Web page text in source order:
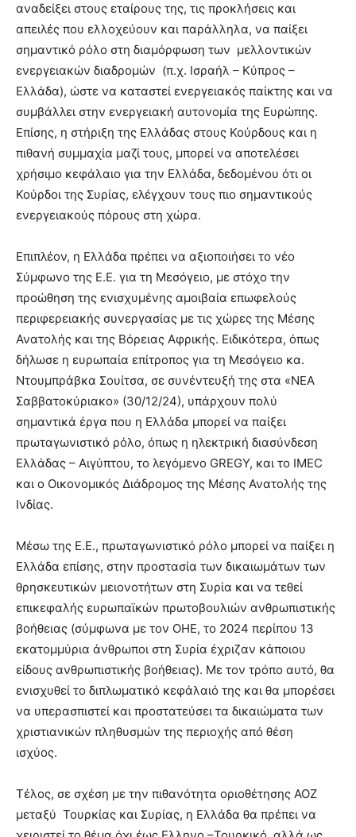
αναδείξει στους εταίρους της, τις προκλήσεις και
απειλές που ελλοχεύουν και παράλληλα, να παίξει
σημαντικό ρόλο στη διαμόρφωση των μελλοντικών
ενεργειακών διαδρομών (π.χ. Ισραήλ – Κύπρος –
Ελλάδα), ώστε να καταστεί ενεργειακός παίκτης και να
συμβάλλει στην ενεργειακή αυτονομία της Ευρώπης.
Επίσης, η στήριξη της Ελλάδας στους Κούρδους και η
πιθανή συμμαχία μαζί τους, μπορεί να αποτελέσει
χρήσιμο κεφάλαιο για την Ελλάδα, δεδομένου ότι οι
Κούρδοι της Συρίας, ελέγχουν τους πιο σημαντικούς
ενεργειακούς πόρους στη χώρα.
Επιπλέον, η Ελλάδα πρέπει να αξιοποιήσει το νέο
Σύμφωνο της Ε.Ε. για τη Μεσόγειο, με στόχο την
προώθηση της ενισχυμένης αμοιβαία επωφελούς
περιφερειακής συνεργασίας με τις χώρες της Μέσης
Ανατολής και της Βόρειας Αφρικής. Ειδικότερα, όπως
δήλωσε η ευρωπαία επίτροπος για τη Μεσόγειο κα.
Ντουμπράβκα Σουίτσα, σε συνέντευξή της στα «ΝΕΑ
Σαββατοκύριακο» (30/12/24), υπάρχουν πολύ
σημαντικά έργα που η Ελλάδα μπορεί να παίξει
πρωταγωνιστικό ρόλο, όπως η ηλεκτρική διασύνδεση
Ελλάδας – Αιγύπτου, το λεγόμενο GREGY, και το IMEC
και ο Οικονομικός Διάδρομος της Μέσης Ανατολής της
Ινδίας.
Μέσω της Ε.Ε., πρωταγωνιστικό ρόλο μπορεί να παίξει η
Ελλάδα επίσης, στην προστασία των δικαιωμάτων των
θρησκευτικών μειονοτήτων στη Συρία και να τεθεί
επικεφαλής ευρωπαϊκών πρωτοβουλιών ανθρωπιστικής
βοήθειας (σύμφωνα με τον ΟΗΕ, το 2024 περίπου 13
εκατομμύρια άνθρωποι στη Συρία έχριζαν κάποιου
είδους ανθρωπιστικής βοήθειας). Με τον τρόπο αυτό, θα
ενισχυθεί το διπλωματικό κεφάλαιό της και θα μπορέσει
να υπερασπιστεί και προστατεύσει τα δικαιώματα των
χριστιανικών πληθυσμών της περιοχής από θέση
ισχύος.
Τέλος, σε σχέση με την πιθανότητα οριοθέτησης ΑΟΖ
μεταξύ Τουρκίας και Συρίας, η Ελλάδα θα πρέπει να